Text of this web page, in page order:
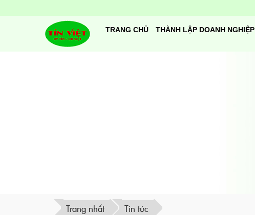
TRANG CHỦ THÀNH LẬP DOANH NGHIỆP
Trang nhất Tin tức